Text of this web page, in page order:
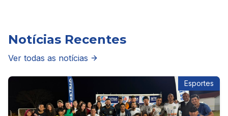
Notícias Recentes
Ver todas as notícias
Esportes